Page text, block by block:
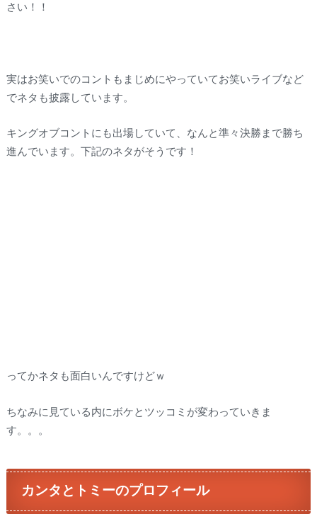
さい！！
実はお笑いでのコントもまじめにやっていてお笑いライブなど
でネタも披露しています。
キングオブコントにも出場していて、なんと準々決勝まで勝ち
進んでいます。下記のネタがそうです！
ってかネタも面白いんですけどｗ
ちなみに見ている内にボケとツッコミが変わっていきま
す。。。
カンタとトミーのプロフィール